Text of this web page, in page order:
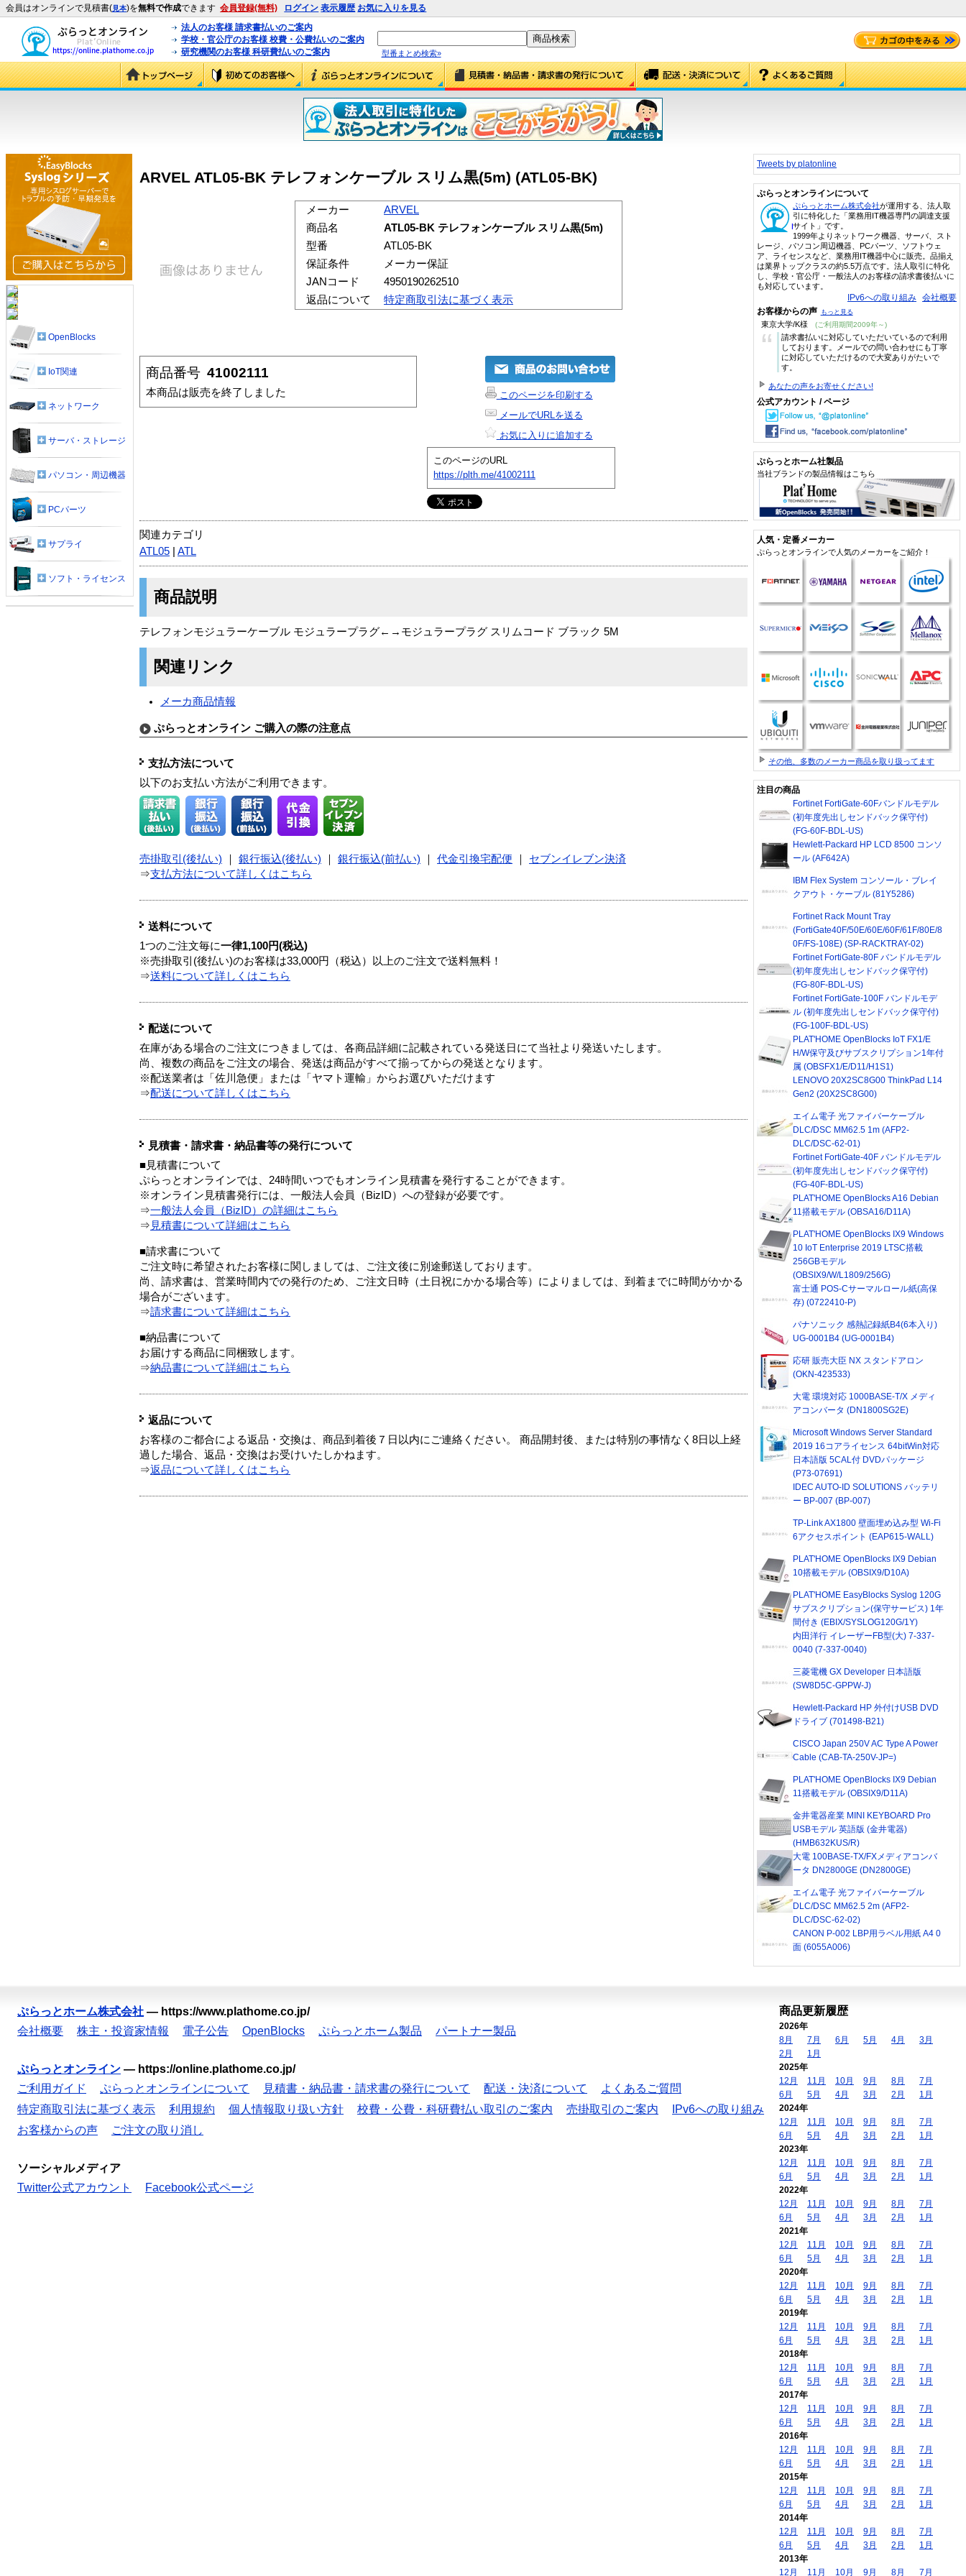
会員はオンラインで見積書(見本)を無料で作成できます 会員登録(無料) ログイン 表示履歴 お気に入りを見る
法人のお客様 請求書払いのご案内
学校・官公庁のお客様 校費・公費払いのご案内
研究機関のお客様 科研費払いのご案内
型番まとめ検索»
ARVEL ATL05-BK テレフォンケーブル スリム黒(5m) (ATL05-BK)
メーカー
ARVEL
商品名
ATL05-BK テレフォンケーブル スリム黒(5m)
型番
ATL05-BK
保証条件
メーカー保証
JANコード
4950190262510
返品について
特定商取引法に基づく表示
商品番号 41002111
本商品は販売を終了しました
このページを印刷する
メールでURLを送る
お気に入りに追加する
このページのURL
https://plth.me/41002111
関連カテゴリ
ATL05
ATL
商品説明
テレフォンモジュラーケーブル モジュラープラグ←→モジュラープラグ スリムコード ブラック 5M
関連リンク
メーカ商品情報
ぷらっとオンライン ご購入の際の注意点
支払方法について
以下のお支払い方法がご利用できます。
売掛取引(後払い) 銀行振込(後払い) 銀行振込(前払い) 代金引換宅配便
セブンイレブン決済
⇒支払方法について詳しくはこちら
送料について
1つのご注文毎に一律1,100円(税込)
※売掛取引(後払い)のお客様は33,000円（税込）以上のご注文で送料無料！
⇒送料について詳しくはこちら
配送について
在庫がある場合のご注文につきましては、各商品詳細に記載されている発送日にて当社より発送いたします。
尚、複数の商品をご注文の場合、発送は商品がすべて揃ってからの発送となります。
※配送業者は「佐川急便」または「ヤマト運輸」からお選びいただけます
⇒配送について詳しくはこちら
見積書・請求書・納品書等の発行について
■見積書について
ぷらっとオンラインでは、24時間いつでもオンライン見積書を発行することができます。
※オンライン見積書発行には、一般法人会員（BizID）への登録が必要です。
⇒一般法人会員（BizID）の詳細はこちら
⇒ 見積書について詳細はこちら
■請求書について
ご注文時に希望されたお客様に関しましては、ご注文後に別途郵送しております。
尚、請求書は、営業時間内での発行のため、ご注文日時（土日祝にかかる場合等）によりましては、到着までに時間がかかる
場合がございます。
⇒請求書について詳細はこちら
■納品書について
お届けする商品に同梱致します。
⇒納品書について詳細はこちら
返品について
お客様のご都合による返品・交換は、商品到着後７日以内にご連絡ください。 商品開封後、または特別の事情なく8日以上経
過した場合、返品・交換はお受けいたしかねます。
⇒返品について詳しくはこちら
OpenBlocks
IoT関連
ネットワーク
サーバ・ストレージ
パソコン・周辺機器
PCパーツ
サプライ
ソフト・ライセンス
Tweets by platonline
ぷらっとオンラインについて
ぷらっとホーム株式会社が運用する、法人取
引に特化した「業務用IT機器専門の調達支援
サイト」です。
1999年よりネットワーク機器、サーバ、スト
レージ、パソコン周辺機器、PCパーツ、ソフトウェ
ア、ライセンスなど、業務用IT機器中心に販売。品揃え
は業界トップクラスの約5.5万点です。法人取引に特化
し、学校・官公庁・一般法人のお客様の請求書後払いに
も対応しています。
IPv6への取り組み 会社概要
お客様からの声 もっと見る
東京大学/K様 (ご利用期間2009年～)
“
請求書払いに対応していただいているので利用
しております。メールでの問い合わせにも丁寧
に対応していただけるので大変ありがたいで
す。
あなたの声をお寄せください!
公式アカウント / ページ
ぷらっとホーム社製品
当社ブランドの製品情報はこちら
人気・定番メーカー
ぷらっとオンラインで人気のメーカーをご紹介！
その他、多数のメーカー商品を取り扱ってます
注目の商品
Fortinet FortiGate-60Fバンドルモデル
(初年度先出しセンドバック保守付)
(FG-60F-BDL-US)
Hewlett-Packard HP LCD 8500 コンソ
ール (AF642A)
IBM Flex System コンソール・ブレイ
クアウト・ケーブル (81Y5286)
Fortinet Rack Mount Tray
(FortiGate40F/50E/60E/60F/61F/80E/8
0F/FS-108E) (SP-RACKTRAY-02)
Fortinet FortiGate-80F バンドルモデル
(初年度先出しセンドバック保守付)
(FG-80F-BDL-US)
Fortinet FortiGate-100F バンドルモデ
ル (初年度先出しセンドバック保守付)
(FG-100F-BDL-US)
PLAT'HOME OpenBlocks IoT FX1/E
H/W保守及びサブスクリプション1年付
属 (OBSFX1/E/D11/H1S1)
LENOVO 20X2SC8G00 ThinkPad L14
Gen2 (20X2SC8G00)
エイム電子 光ファイバーケーブル
DLC/DSC MM62.5 1m (AFP2-
DLC/DSC-62-01)
Fortinet FortiGate-40F バンドルモデル
(初年度先出しセンドバック保守付)
(FG-40F-BDL-US)
PLAT'HOME OpenBlocks A16 Debian
11搭載モデル (OBSA16/D11A)
PLAT'HOME OpenBlocks IX9 Windows
10 IoT Enterprise 2019 LTSC搭載
256GBモデル
(OBSIX9/W/L1809/256G)
富士通 POS-Cサーマルロール紙(高保
存) (0722410-P)
パナソニック 感熱記録紙B4(6本入り)
UG-0001B4 (UG-0001B4)
応研 販売大臣 NX スタンドアロン
(OKN-423533)
大電 環境対応 1000BASE-T/X メディ
アコンバータ (DN1800SG2E)
Microsoft Windows Server Standard
2019 16コアライセンス 64bitWin対応
日本語版 5CAL付 DVDパッケージ
(P73-07691)
IDEC AUTO-ID SOLUTIONS バッテリ
ー BP-007 (BP-007)
TP-Link AX1800 壁面埋め込み型 Wi-Fi
6アクセスポイント (EAP615-WALL)
PLAT'HOME OpenBlocks IX9 Debian
10搭載モデル (OBSIX9/D10A)
PLAT'HOME EasyBlocks Syslog 120G
サブスクリプション(保守サービス) 1年
間付き (EBIX/SYSLOG120G/1Y)
内田洋行 イレーザーFB型(大) 7-337-
0040 (7-337-0040)
三菱電機 GX Developer 日本語版
(SW8D5C-GPPW-J)
Hewlett-Packard HP 外付けUSB DVD
ドライブ (701498-B21)
CISCO Japan 250V AC Type A Power
Cable (CAB-TA-250V-JP=)
PLAT'HOME OpenBlocks IX9 Debian
11搭載モデル (OBSIX9/D11A)
金井電器産業 MINI KEYBOARD Pro
USBモデル 英語版 (金井電器)
(HMB632KUS/R)
大電 100BASE-TX/FXメディアコンバ
ータ DN2800GE (DN2800GE)
エイム電子 光ファイバーケーブル
DLC/DSC MM62.5 2m (AFP2-
DLC/DSC-62-02)
CANON P-002 LBP用ラベル用紙 A4 0
面 (6055A006)
ぷらっとホーム株式会社 — https://www.plathome.co.jp/
会社概要
株主・投資家情報 電子公告 OpenBlocks ぷらっとホーム製品 パートナー製品
ぷらっとオンライン — https://online.plathome.co.jp/
ご利用ガイド
ぷらっとオンラインについて 見積書・納品書・請求書の発行について 配送・決済について
よくあるご質問
特定商取引法に基づく表示
利用規約 個人情報取り扱い方針 校費・公費・科研費払い取引のご案内 売掛取引のご案内
IPv6への取り組み
お客様からの声
ご注文の取り消し
ソーシャルメディア
Twitter公式アカウント
Facebook公式ページ
商品更新履歴
2026年
8月
7月 6月 5月 4月
3月
2月
1月
2025年
12月
11月 10月 9月 8月
7月
6月
5月 4月 3月 2月
1月
2024年
12月
11月 10月 9月 8月
7月
6月
5月 4月 3月 2月
1月
2023年
12月
11月 10月 9月 8月
7月
6月
5月 4月 3月 2月
1月
2022年
12月
11月 10月 9月 8月
7月
6月
5月 4月 3月 2月
1月
2021年
12月
11月 10月 9月 8月
7月
6月
5月 4月 3月 2月
1月
2020年
12月
11月 10月 9月 8月
7月
6月
5月 4月 3月 2月
1月
2019年
12月
11月 10月 9月 8月
7月
6月
5月 4月 3月 2月
1月
2018年
12月
11月 10月 9月 8月
7月
6月
5月 4月 3月 2月
1月
2017年
12月
11月 10月 9月 8月
7月
6月
5月 4月 3月 2月
1月
2016年
12月
11月 10月 9月 8月
7月
6月
5月 4月 3月 2月
1月
2015年
12月
11月 10月 9月 8月
7月
6月
5月 4月 3月 2月
1月
2014年
12月
11月 10月 9月 8月
7月
6月
5月 4月 3月 2月
1月
2013年
12月
11月 10月 9月 8月 7月